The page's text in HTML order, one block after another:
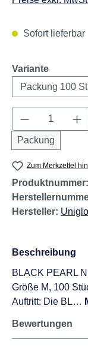
Sofort lieferbar
Variante
Produkt
Packung
Zum Merkzettel
Produktnummer:
Hersteller:
Beschreibung
BLACK PEARL
Größe M, 100
Auftritt: Die BL…
Bewertungen